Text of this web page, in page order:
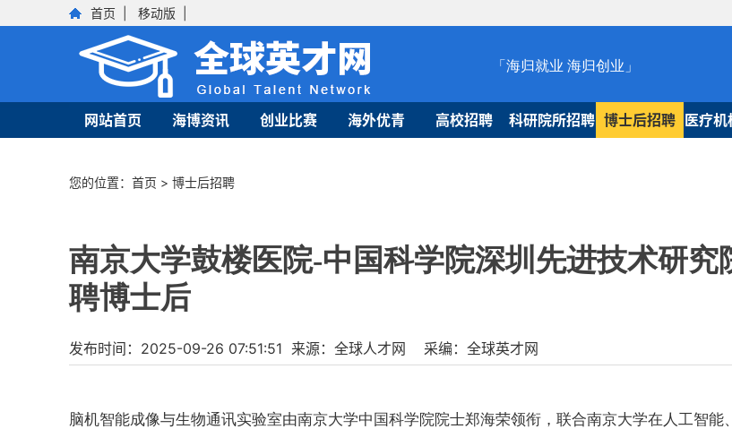
首页 移动版
「海归就业 海归创业」
网站首页 海博资讯 创业比赛 海外优青 高校招聘 科研院所招聘 博士后招聘 医疗
您的位置： 首页 > 博士后招聘
南京大学鼓楼医院-中国科学院深圳先进技术研究
聘博士后
发布时间：2025-09-26 07:51:51 来源：全球人才网 采编：全球英才网
脑机智能成像与生物通讯实验室由南京大学中国科学院院士郑海荣领衔，联合南京大学在人工智能